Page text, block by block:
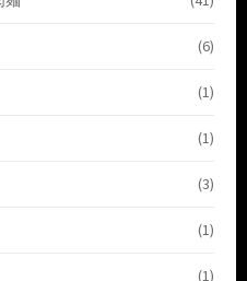
(6)
(1)
(1)
(3)
(1)
(1)